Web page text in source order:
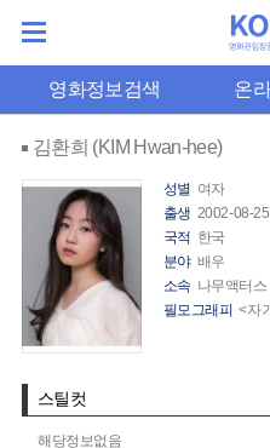
영화정보검색 온
김환희 (KIM Hwan-hee)
성별 여자
출생 2002-08-25
국적 한국
분야 배우
소속 나무액터스
필모그래피 <자
스틸컷
해당정보없음